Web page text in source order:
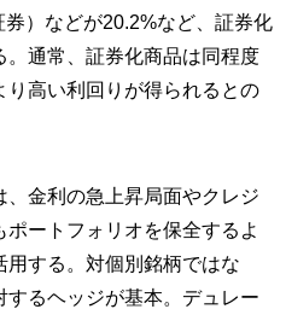
）などが20.2%など、証券化
通常、証券化商品は同程度
高い利回りが得られるとの
、金利の急上昇局面やクレジ
ートフォリオを保全するよ
用する。対個別銘柄ではな
するヘッジが基本。デュレー